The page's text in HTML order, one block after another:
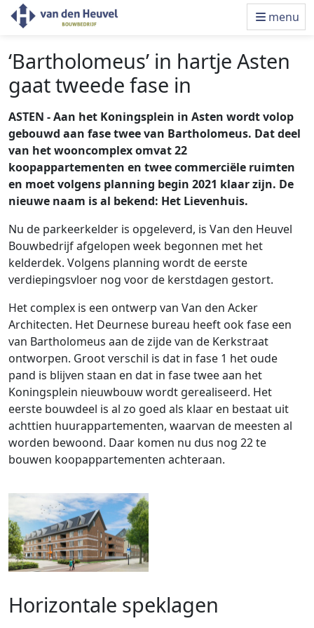
menu
‘Bartholomeus’ in hartje Asten
gaat tweede fase in
ASTEN - Aan het Koningsplein in Asten wordt volop
gebouwd aan fase twee van Bartholomeus. Dat deel
van het wooncomplex omvat 22
koopappartementen en twee commerciële ruimten
en moet volgens planning begin 2021 klaar zijn. De
nieuwe naam is al bekend: Het Lievenhuis.
Nu de parkeerkelder is opgeleverd, is Van den Heuvel
Bouwbedrijf afgelopen week begonnen met het
kelderdek. Volgens planning wordt de eerste
verdiepingsvloer nog voor de kerstdagen gestort.
Het complex is een ontwerp van Van den Acker
Architecten. Het Deurnese bureau heeft ook fase een
van Bartholomeus aan de zijde van de Kerkstraat
ontworpen. Groot verschil is dat in fase 1 het oude
pand is blijven staan en dat in fase twee aan het
Koningsplein nieuwbouw wordt gerealiseerd. Het
eerste bouwdeel is al zo goed als klaar en bestaat uit
achttien huurappartementen, waarvan de meesten al
worden bewoond. Daar komen nu dus nog 22 te
bouwen koopappartementen achteraan.
Horizontale speklagen